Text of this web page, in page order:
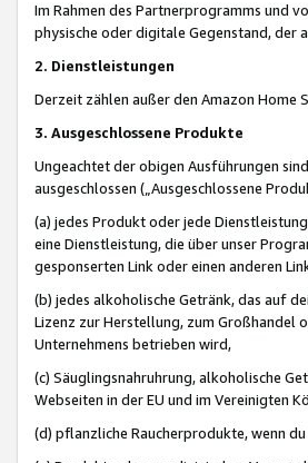
Im Rahmen des Partnerprogramms und
physische oder digitale Gegenstand,
2. Dienstleistungen
Derzeit zählen außer den Amazon Home
3. Ausgeschlossene Produkte
Ungeachtet der obigen Ausführungen
ausgeschlossen („Ausgeschlossene
(a) jedes Produkt oder jede
eine Dienstleistung, die über unser
gesponserten Link oder einen anderen
(b) jedes alkoholische Getränk, das auf
Lizenz zur Herstellung, zum Großhandel
Unternehmens betrieben wird,
(c) Säuglingsnahruhrung, alkoholische
Webseiten in der EU und im Vereinigten
(d) pflanzliche Raucherprodukte, wenn